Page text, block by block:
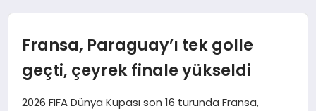
BÜLTEN
Fransa, Paraguay’ı tek golle
geçti, çeyrek finale yükseldi
2026 FIFA Dünya Kupası son 16 turunda Fransa,